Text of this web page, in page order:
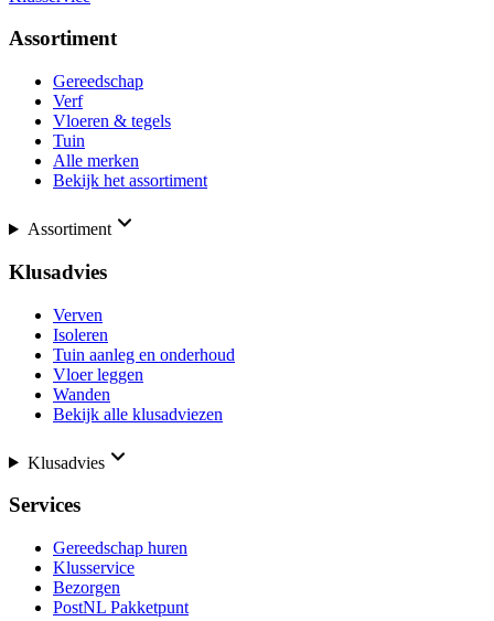
Assortiment
Gereedschap
Verf
Vloeren & tegels
Tuin
Alle merken
Bekijk het assortiment
Assortiment
Klusadvies
Verven
Isoleren
Tuin aanleg en onderhoud
Vloer leggen
Wanden
Bekijk alle klusadviezen
Klusadvies
Services
Gereedschap huren
Klusservice
Bezorgen
PostNL Pakketpunt